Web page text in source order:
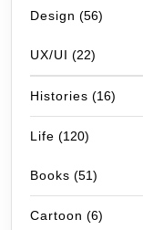
Design (56)
UX/UI (22)
Histories (16)
Life (120)
Books (51)
Cartoon (6)